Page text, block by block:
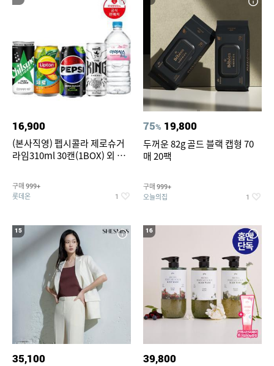
16,900
(본사직영) 펩시콜라 제로슈거
라임310ml 30캔(1BOX) 외 롯
구매 999+
롯데온 1
75% 19,800
두꺼운 82g 골드 블랙 캡형 70
매 20팩
구매 999+
오늘의집 1
15
35,100
16
39,800